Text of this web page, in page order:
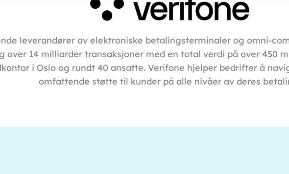
leverandører av elektroniske betalingsterminaler og omni-
over 14 milliarder transaksjoner med en total verdi på over 450
i Oslo og rundt 40 ansatte. Verifone hjelper bedrifter å
omfattende støtte til kunder på alle nivåer av deres